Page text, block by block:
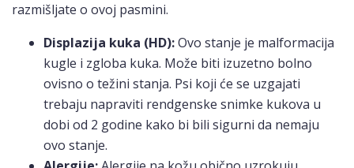
razmišljate o ovoj pasmini.
Displazija kuka (HD):Ovo stanje je malformacija
kugle i zgloba kuka. Može biti izuzetno bolno
ovisno o težini stanja. Psi koji će se uzgajati
trebaju napraviti rendgenske snimke kukova u
dobi od 2 godine kako bi bili sigurni da nemaju
ovo stanje.